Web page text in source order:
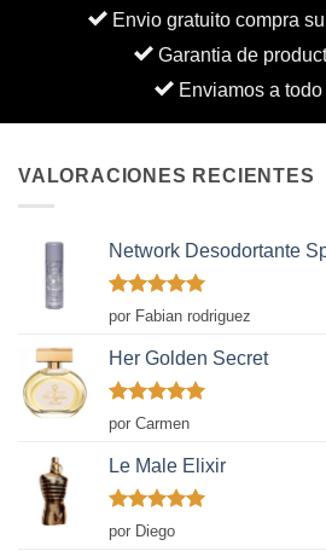
Envio gratuito compra
Garantia de
Enviamos a
VALORACIONES RECIENTES
Network Desodortante
Valorado
con
por Fabian rodriguez
Her Golden Secret
Valorado
con
por Carmen
Le Male Elixir
Valorado
con
de 5
por Diego